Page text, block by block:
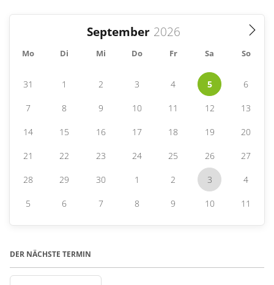
September
Mo Di Mi Do Fr Sa So
31 1 2 3 4 5 6
7 8 9 10 11 12 13
14 15 16 17 18 19 20
21 22 23 24 25 26 27
28 29 30 1 2 3 4
5 6 7 8 9 10 11
DER NÄCHSTE TERMIN